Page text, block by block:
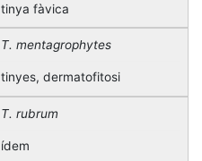
tinya fàvica
T. mentagrophytes
tinyes, dermatofitosi
T. rubrum
ídem